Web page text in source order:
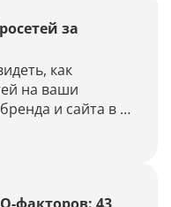
за
как
на ваши
и сайта в AI-